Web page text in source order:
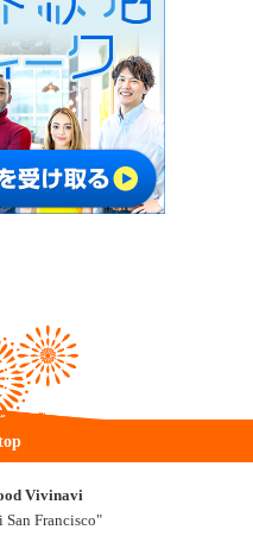
Vivinavi
San Francisco"